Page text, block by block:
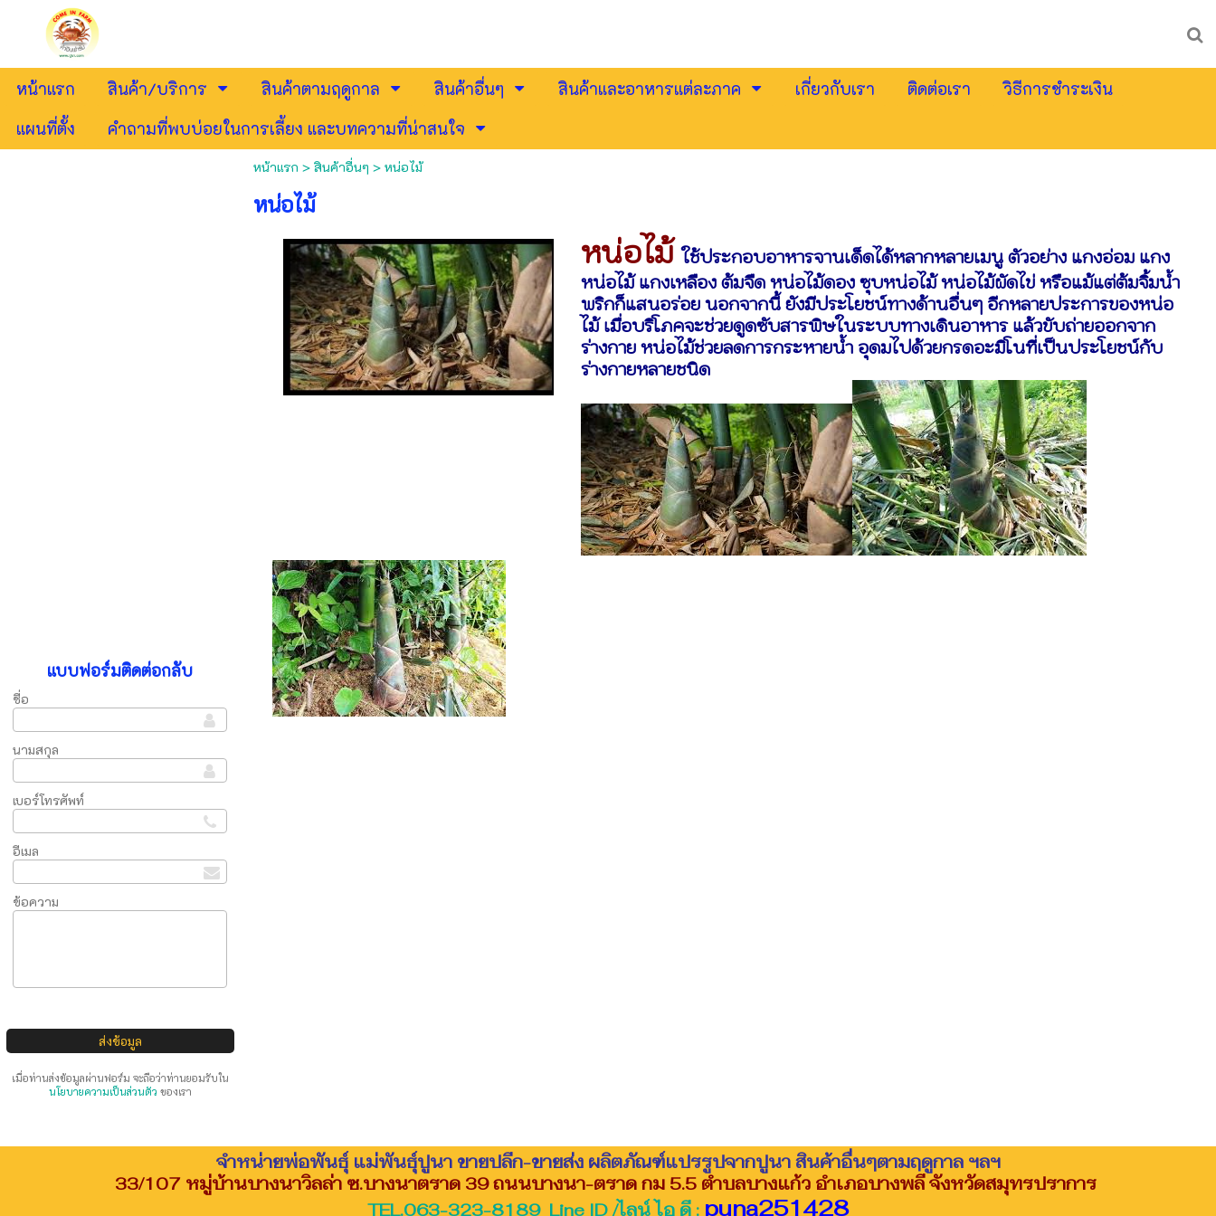
หน้าแรก สินค้า/บริการ สินค้าตามฤดูกาล สินค้าอื่นๆ สินค้าและอาหารแต่ละภาค เกี่ยวกับเรา ติดต่อเรา
วิธีการชำระเงิน
แผนที่ตั้ง
คำถามที่พบบ่อยในการเลี้ยง และบทความที่น่าสนใจ
แบบฟอร์มติดต่อกลับ
ชื่อ
นามสกุล
เบอร์โทรศัพท์
อีเมล
ข้อความ
เมื่อท่านส่งข้อมูลผ่านฟอร์ม จะถือว่าท่านยอมรับใน
นโยบายความเป็นส่วนตัว ของเรา
หน้าแรก > สินค้าอื่นๆ > หน่อไม้
หน่อไม้
หน่อไม้ใช้ประกอบอาหารจานเด็ดได้หลากหลายเมนู ตัวอย่าง แกงอ่อม แกง
หน่อไม้ แกงเหลือง ต้มจืด หน่อไม้ดอง ซุบหน่อไม้ หน่อไม้ผัดไข่ หรือแม้แต่ต้มจิ้มน้ำ
พริกก็แสนอร่อย นอกจากนี้ ยังมีประโยชน์ทางด้านอื่นๆ อีกหลายประการของหน่อ
ไม้ เมื่อบริโภคจะช่วยดูดซับสารพิษในระบบทางเดินอาหาร แล้วขับถ่ายออกจาก
ร่างกาย หน่อไม้ช่วยลดการกระหายน้ำ อุดมไปด้วยกรดอะมิโนที่เป็นประโยชน์กับ
ร่างกายหลายชนิด
จำหน่ายพ่อพันธุ์ แม่พันธุ์ปูนา ขายปลีก-ขายส่ง ผลิตภัณฑ์แปรรูปจากปูนา สินค้าอื่นๆตามฤดูกาล ฯลฯ
33/107 หมู่บ้านบางนาวิลล่า ซ.บางนาตราด 39 ถนนบางนา-ตราด กม 5.5 ตำบลบางแก้ว อำเภอบางพลี จังหวัดสมุทรปราการ
TEL.063-323-8189 Line ID /ไลน์ ไอ ดี : puna251428